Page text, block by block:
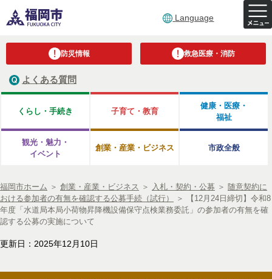
Language
防災情報 救急医療・消防
よくある質問
くらし・手続き 子育て・教育
健康・医療・
福祉
観光・魅力・
イベント
創業・産業・ビジネス 市政全般
福岡市ホーム ＞ 創業・産業・ビジネス ＞ 入札・契約・公募 ＞ 随意契約に
おける参加者の有無を確認する公募手続（試行）
＞
【12月24日締切】令和8
年度「水道局本局小荷物昇降機設備保守点検業務委託」の参加者の有無を確
認する公募の実施について
更新日：2025年12月10日